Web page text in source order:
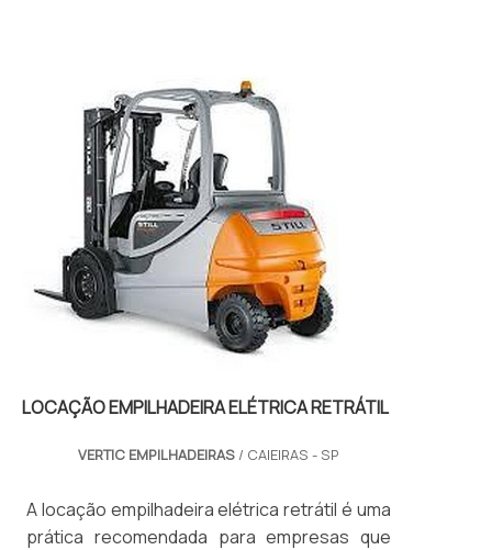
LOCAÇÃO EMPILHADEIRA ELÉTRICA RETRÁTIL
VERTIC EMPILHADEIRAS / CAIEIRAS - SP
A locação empilhadeira elétrica retrátil é uma
prática recomendada para empresas que